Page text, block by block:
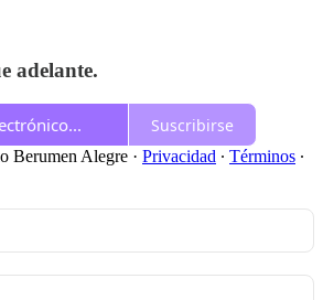
adelante.
Suscribirse
Berumen Alegre · Privacidad ∙ Términos ∙